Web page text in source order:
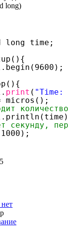
long)
long time;
print ( "Time:
micros();
секунду,